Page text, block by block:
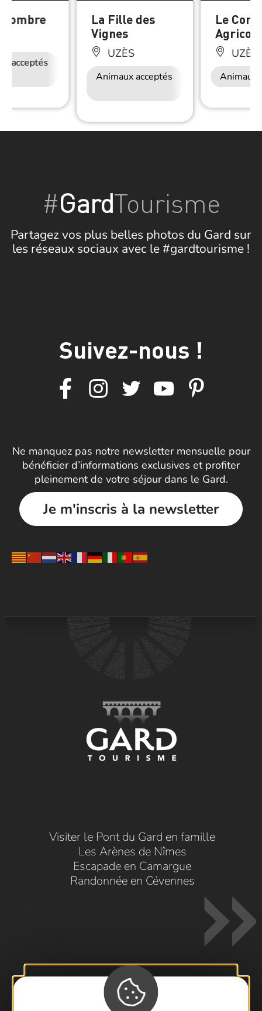
acceptés
La Fille des
Vignes
UZÈS
Animaux acceptés
Accès Internet
Le
Agricole
UZÈS
Animaux
#GardTourisme
Partagez vos plus belles photos du Gard sur
les réseaux sociaux avec le #gardtourisme !
Suivez-nous !
Ne manquez pas notre newsletter mensuelle pour
bénéficier d’informations exclusives et profiter
pleinement de votre séjour dans le Gard.
Je m'inscris à la newsletter
Visiter le Pont du Gard en famille
Les Arènes de Nîmes
Escapade en Camargue
Randonnée en Cévennes
Contactez-nous !